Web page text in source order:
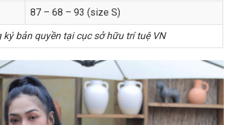
87 – 68 – 93 (size S)
bản quyền tại cục sở hữu trí tuệ VN